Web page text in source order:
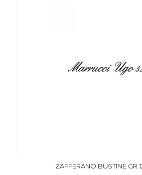
ZAFFERANO BUSTINE